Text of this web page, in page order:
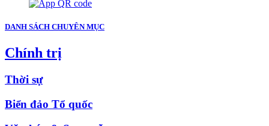
DANH SÁCH CHUYÊN MỤC
Chính trị
Thời sự
Biển đảo Tổ quốc